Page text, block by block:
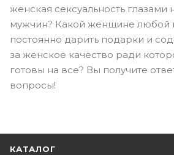
женская сексуальность глазами
мужчин? Какой женщине любой
постоянно дарить подарки и
за женское качество ради
готовы на все? Вы получите
вопросы!
КАТАЛОГ